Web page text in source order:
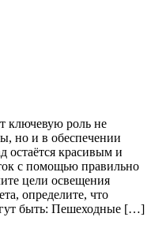
ключевую роль не
но и в обеспечении
остаётся красивым и
с помощью правильно
цели освещения
определите, что
быть: Пешеходные […]